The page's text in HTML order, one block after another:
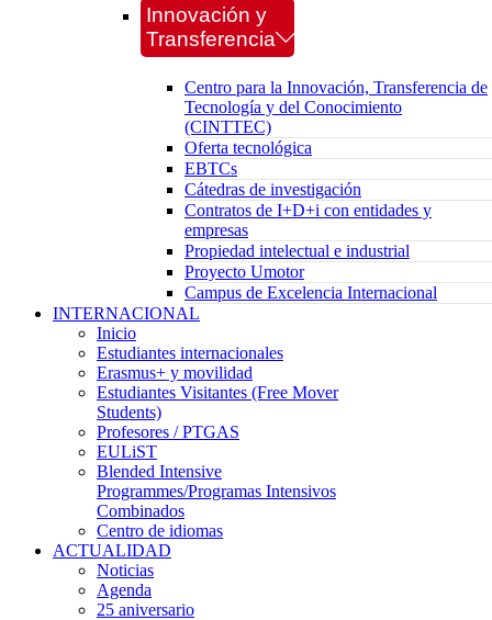
Innovación y
Transferencia
Centro para la Innovación, Transferencia de
Tecnología y del Conocimiento
(CINTTEC)
Oferta tecnológica
EBTCs
Cátedras de investigación
Contratos de I+D+i con entidades y
empresas
Propiedad intelectual e industrial
Proyecto Umotor
Campus de Excelencia Internacional
INTERNACIONAL
Inicio
Estudiantes internacionales
Erasmus+ y movilidad
Estudiantes Visitantes (Free Mover
Students)
Profesores / PTGAS
EULiST
Blended Intensive
Programmes/Programas Intensivos
Combinados
Centro de idiomas
ACTUALIDAD
Noticias
Agenda
25 aniversario